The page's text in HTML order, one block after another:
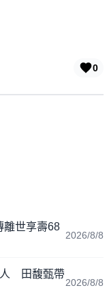
0
離世享壽68
2026/8/8
人 田馥甄帶
2026/8/8